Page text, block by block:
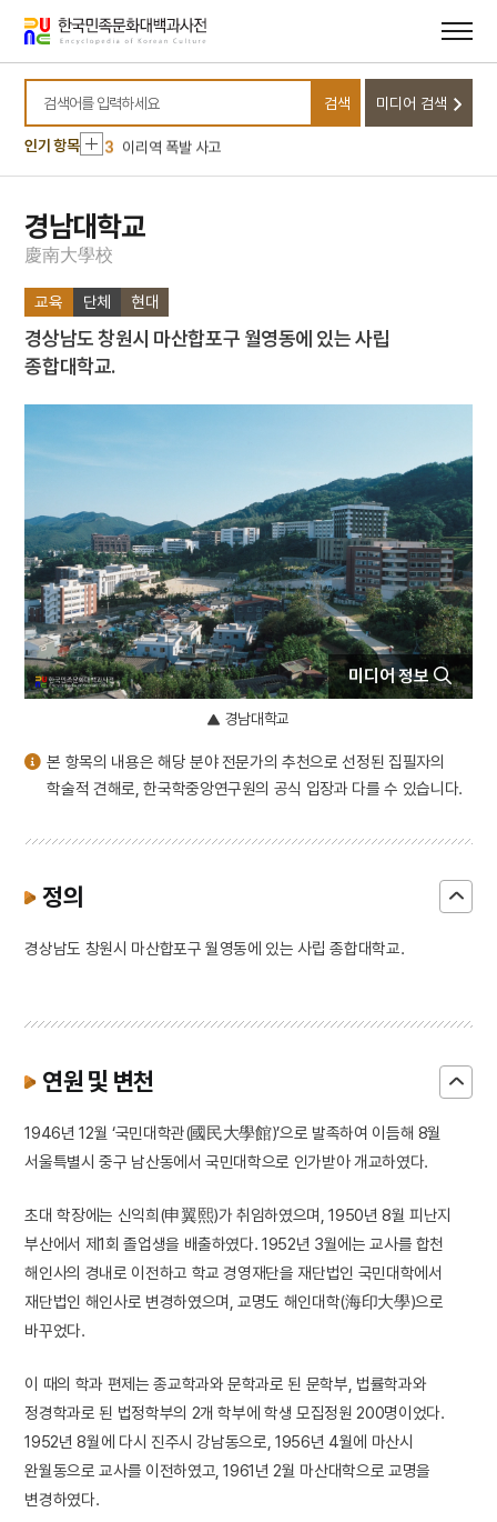
바로가기
바로가기
검색어를 입력하세요
검색 미디어 검색
인기 항목
10 달서구
1 금성대군
2 신위
3 이리역 폭발 사고
4 북조선임시인민위원회
5
6
8
국방비
9 님의 침묵
10
4
북조선임시인민위원회
5 반야심경
6 개성 경천사지 십층석탑
7 경북대학교 상주캠퍼스
8 국방비
9 님의 침묵
경남대학교
慶南大學校
교육 단체 현대
경상남도 창원시 마산합포구 월영동에 있는 사립
종합대학교.
미디어 정보
경남대학교
본 항목의 내용은 해당 분야 전문가의 추천으로 선정된 집필자의
학술적 견해로, 한국학중앙연구원의 공식 입장과 다를 수 있습니다.
정의
경상남도 창원시 마산합포구 월영동에 있는 사립 종합대학교.
연원 및 변천
1946년 12월 ‘국민대학관(國民大學館)’으로 발족하여 이듬해 8월
서울특별시 중구 남산동에서 국민대학으로 인가받아 개교하였다.
초대 학장에는 신익희(申翼熙)가 취임하였으며, 1950년 8월 피난지
부산에서 제1회 졸업생을 배출하였다. 1952년 3월에는 교사를 합천
해인사의 경내로 이전하고 학교 경영재단을 재단법인 국민대학에서
재단법인 해인사로 변경하였으며, 교명도 해인대학(海印大學)으로
바꾸었다.
이 때의 학과 편제는 종교학과와 문학과로 된 문학부, 법률학과와
정경학과로 된 법정학부의 2개 학부에 학생 모집정원 200명이었다.
1952년 8월에 다시 진주시 강남동으로, 1956년 4월에 마산시
완월동으로 교사를 이전하였고, 1961년 2월 마산대학으로 교명을
변경하였다.